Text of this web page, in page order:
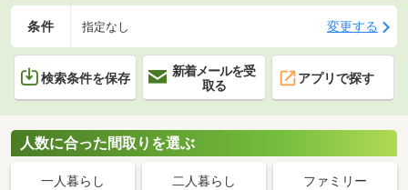
条件 指定なし 変更する
検索条件を保存
新着メールを受
取る
アプリで探す
人数に合った間取りを選ぶ
一人暮らし 二人暮らし ファミリー